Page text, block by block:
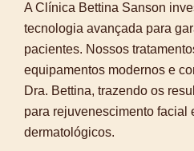
A Clínica Bettina Sanson
tecnologia avançada para
pacientes. Nossos
equipamentos modernos e
Dra. Bettina, trazendo os
para rejuvenescimento facial
dermatológicos.